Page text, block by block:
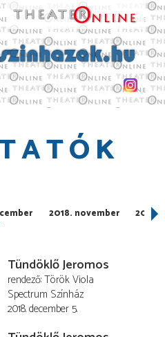
2018. november 2018.
Tündöklő Jeromos
rendező Török Viola
Spectrum Színház
2018. december 5.